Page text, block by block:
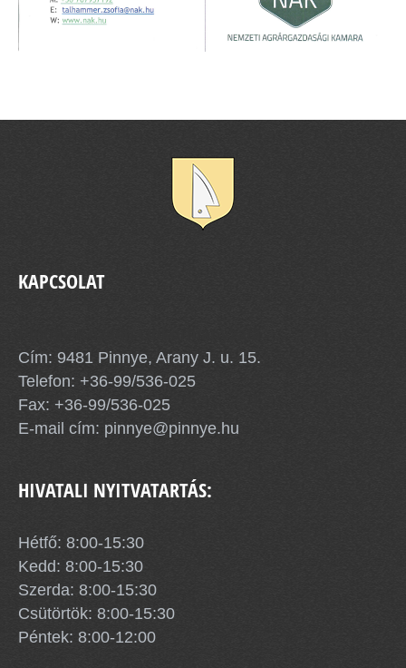
KAPCSOLAT
Cím: 9481 Pinnye, Arany J. u. 15.
Telefon: +36-99/536-025
Fax: +36-99/536-025
E-mail cím: pinnye@pinnye.hu
HIVATALI NYITVATARTÁS:
Hétfő: 8:00-15:30
Kedd: 8:00-15:30
Szerda: 8:00-15:30
Csütörtök: 8:00-15:30
Péntek: 8:00-12:00